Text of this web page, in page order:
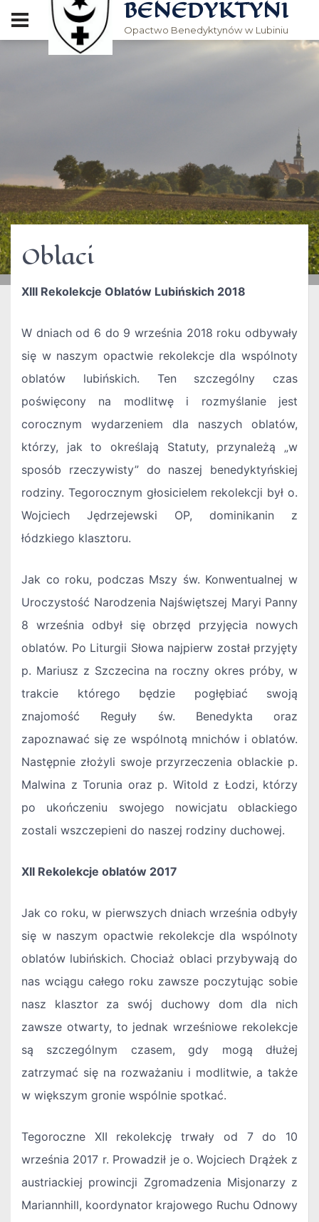
BENEDYKTYNI
Opactwo Benedyktynów w Lubiniu
Oblaci
XIII Rekolekcje Oblatów Lubińskich 2018
W dniach od 6 do 9 września 2018 roku odbywały
się w naszym opactwie rekolekcje dla wspólnoty
oblatów lubińskich. Ten szczególny czas
poświęcony na modlitwę i rozmyślanie jest
corocznym wydarzeniem dla naszych oblatów,
którzy, jak to określają Statuty, przynależą „w
sposób rzeczywisty” do naszej benedyktyńskiej
rodziny. Tegorocznym głosicielem rekolekcji był o.
Wojciech Jędrzejewski OP, dominikanin z
łódzkiego klasztoru.
Jak co roku, podczas Mszy św. Konwentualnej w
Uroczystość Narodzenia Najświętszej Maryi Panny
8 września odbył się obrzęd przyjęcia nowych
oblatów. Po Liturgii Słowa najpierw został przyjęty
p. Mariusz z Szczecina na roczny okres próby, w
trakcie którego będzie pogłębiać swoją
znajomość Reguły św. Benedykta oraz
zapoznawać się ze wspólnotą mnichów i oblatów.
Następnie złożyli swoje przyrzeczenia oblackie p.
Malwina z Torunia oraz p. Witold z Łodzi, którzy
po ukończeniu swojego nowicjatu oblackiego
zostali wszczepieni do naszej rodziny duchowej.
XII Rekolekcje oblatów 2017
Jak co roku, w pierwszych dniach września odbyły
się w naszym opactwie rekolekcje dla wspólnoty
oblatów lubińskich. Chociaż oblaci przybywają do
nas wciągu całego roku zawsze poczytując sobie
nasz klasztor za swój duchowy dom dla nich
zawsze otwarty, to jednak wrześniowe rekolekcje
są szczególnym czasem, gdy mogą dłużej
zatrzymać się na rozważaniu i modlitwie, a także
w większym gronie wspólnie spotkać.
Tegoroczne XII rekolekcję trwały od 7 do 10
września 2017 r. Prowadził je o. Wojciech Drążek z
austriackiej prowincji Zgromadzenia Misjonarzy z
Mariannhill, koordynator krajowego Ruchu Odnowy